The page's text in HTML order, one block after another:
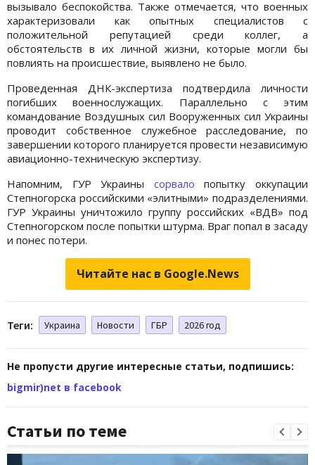
вызывало беспокойства. Также отмечается, что военных
характеризовали как опытных специалистов с
положительной репутацией среди коллег, а
обстоятельств в их личной жизни, которые могли бы
повлиять на происшествие, выявлено не было.
Проведенная ДНК-экспертиза подтвердила личности
погибших военнослужащих. Параллельно с этим
командование Воздушных сил Вооруженных сил Украины
проводит собственное служебное расследование, по
завершении которого планируется провести независимую
авиационно-техническую экспертизу.
Напомним, ГУР Украины сорвало попытку оккупации
Степногорска российскими «элитными» подразделениями.
ГУР Украины уничтожило группу российских «ВДВ» под
Степногорском после попытки штурма. Враг попал в засаду
и понес потери.
Читайте нас в Google.News
Теги: Украина Новости ГБР 2026 год
Не пропусти другие интересные статьи, подпишись:
bigmir)net в facebook
Статьи по теме